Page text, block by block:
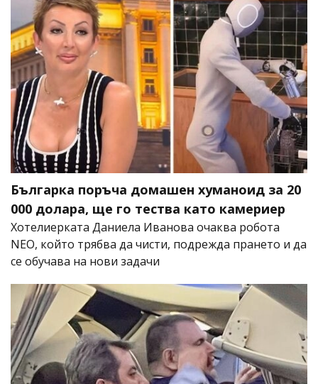
Българка поръча домашен хуманоид за 20
000 долара, ще го тества като камериер
Хотелиерката Даниела Иванова очаква робота
NEO, който трябва да чисти, подрежда прането и да
се обучава на нови задачи